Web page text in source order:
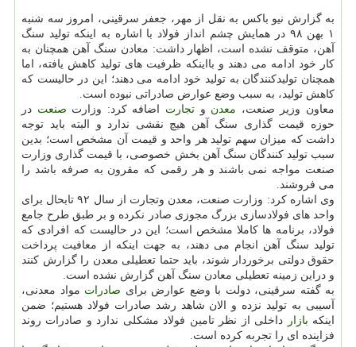
به گزارش نیو باكس به نقل از مهر، جعفر سرقینی، امروز سه شنبه
۱ بهن ۹۸ در همایش چشم انداز فولاد با اشاره به اینكه تولید سنگ
آهن، متوقف نشده است، اظهار داشت: معادن سنگ آهن همچنان به
كار خود ادامه می دهند و بااینكه ظرفیت های تولید كاهش یافته، اما
همچنان تولیدكنندگان به تولید خود ادامه می دهند؛ این در حالیست كه
كاهش تولید، به سبب وضع عوارض صادراتی نبوده است.
معاون وزیر صنعت، معدن و تجارت اضافه كرد: وزارت صنعت در
حوزه قیمت گذاری سنگ آهن هیچ نقشی ندارد و البته باید توجه
داشت كه میزان سهم تولید هر واحد و قیمت آن مشخص است؛ بدین
سبب تولید كنندگان سنگ آهن بخش خصوصی، با قیمت گذاری وزارت
صنعت مواجه نمی باشند و هر رقمی كه مقرون به صرفه باشد را
می فروشند.
وی اشاره كرد: وزارت صنعت، معدن وتجارت از سال ۹۲ تابحال برای
واحد های فولادسازی بزرگ مجوزی صادر نكرده و بر طبق طرح جامع
فولاد، برنامه ها كاملا مشخص است؛ این در حالیست كه افرادی كه
تولید سنگ آهن انجام می دهند، به جهت اینكه از معافیت پرداخت
حقوق دولتی برخوردار شوند، باید حتما تعطیلی معدن را گزارش كنند
و دراین زمینه تعطیلی معادن سنگ آهن گزارش نشده است.
به گفته سرقینی، دولت با وضع عوارض برای صادرات مواد معدنی،
آسیبی به تولید نزده و الان شاهد رشد صادرات فولاد هستیم؛ ضمن
اینكه بازار
داخلی از نظر تامین فولاد مشكلی ندارد و صادرات روند
فزاینده ای را تجربه كرده است.